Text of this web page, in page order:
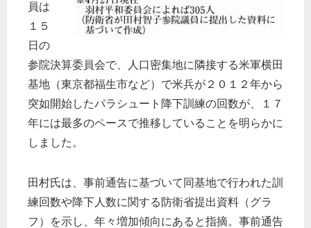
員は
１５
日の
参院決算委員会で、人口密集地に隣接する米軍横田
基地（東京都福生市など）で米兵が２０１２年から
突如開始したパラシュート降下訓練の回数が、１７
年には最多のペースで推移していることを明らかに
しました。
田村氏は、事前通告に基づいて同基地で行われた訓
練回数や降下人数に関する防衛省提出資料（グラ
フ）を示し、年々増加傾向にあると指摘。事前通告